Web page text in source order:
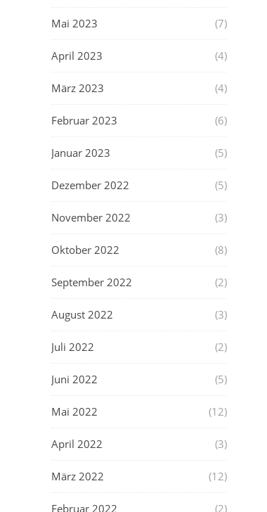
Mai 2023 (7)
April 2023 (4)
März 2023 (4)
Februar 2023 (6)
Januar 2023 (5)
Dezember 2022 (5)
November 2022 (3)
Oktober 2022 (8)
September 2022 (2)
August 2022 (3)
Juli 2022 (2)
Juni 2022 (5)
Mai 2022 (12)
April 2022 (3)
März 2022 (12)
Februar 2022 (2)